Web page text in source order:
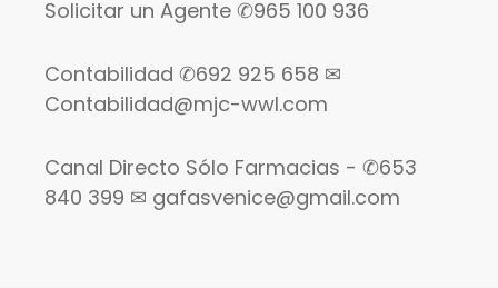
Solicitar un Agente ✆965 100 936
Contabilidad ✆692 925 658 ✉
Contabilidad@mjc-wwl.com
Canal Directo Sólo Farmacias - ✆653
840 399 ✉ gafasvenice@gmail.com